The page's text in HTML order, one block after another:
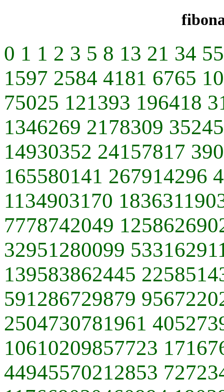
0 1 1 2 3 5 8 13 21 34
1597 2584 4181 6765
75025 121393 196418
1346269 2178309
14930352 24157817
165580141 267914296
1134903170
7778742049
32951280099
139583862445
591286729879
2504730781961
10610209857723
44945570212853